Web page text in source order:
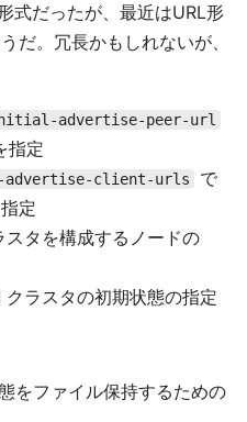
式だったが、最近はURL形
だ。冗長かもしれないが、
advertise-peer-url
指定
-advertise-client-urls
で
定
スタを構成するノードの
クラスタの初期状態の指定
をファイル保持するための